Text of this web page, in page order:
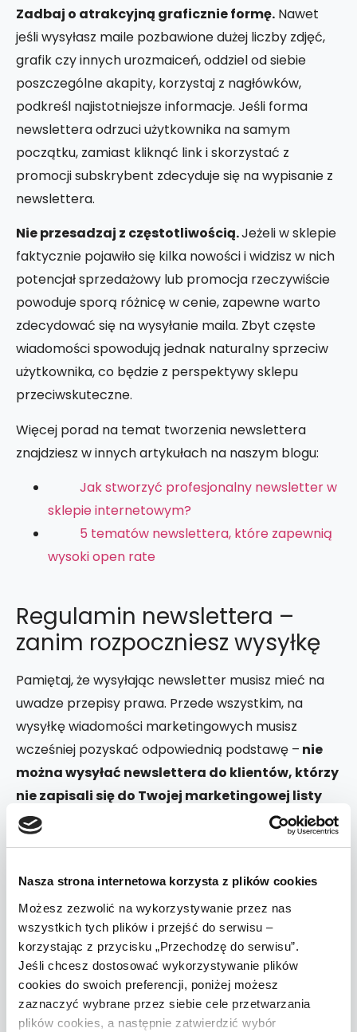
Nasza strona internetowa korzysta z plików cookies
Możesz zezwolić na wykorzystywanie przez nas
wszystkich tych plików i przejść do serwisu –
korzystając z przycisku „Przechodzę do serwisu”.
Jeśli chcesz dostosować wykorzystywanie plików
cookies do swoich preferencji, poniżej możesz
zaznaczyć wybrane przez siebie cele przetwarzania
plików cookies, a następnie zatwierdzić wybór
Zadbaj o atrakcyjną graficznie formę. Nawet
jeśli wysyłasz maile pozbawione dużej liczby zdjęć,
grafik czy innych urozmaiceń, oddziel od siebie
poszczególne akapity, korzystaj z nagłówków,
podkreśl najistotniejsze informacje. Jeśli forma
newslettera odrzuci użytkownika na samym
początku, zamiast kliknąć link i skorzystać z
promocji subskrybent zdecyduje się na wypisanie z
newslettera.
Nie przesadzaj z częstotliwością.Jeżeli w sklepie
faktycznie pojawiło się kilka nowości i widzisz w nich
potencjał sprzedażowy lub promocja rzeczywiście
powoduje sporą różnicę w cenie, zapewne warto
zdecydować się na wysyłanie maila. Zbyt częste
wiadomości spowodują jednak naturalny sprzeciw
użytkownika, co będzie z perspektywy sklepu
przeciwskuteczne.
Więcej porad na temat tworzenia newslettera
znajdziesz w innych artykułach na naszym blogu:
Jak stworzyć profesjonalny newsletter w
sklepie internetowym?
5 tematów newslettera, które zapewnią
wysoki open rate
Regulamin newslettera –
zanim rozpoczniesz wysyłkę
Pamiętaj, że wysyłając newsletter musisz mieć na
uwadze przepisy prawa. Przede wszystkim, na
wysyłkę wiadomości marketingowych musisz
wcześniej pozyskać odpowiednią podstawę – nie
można wysyłać newslettera do klientów, którzy
nie zapisali się do Twojej marketingowej listy
mailingowej!
Zapis na newsletter najczęściej
albo wyrażeniu odpowiedniej zgody marketingowej.
W KreatorzeLegal Geek możesz uzyskać zarówno
regulamin newslettera, jak itreść zgody
marketingowej. Produkty te znajdują się w ofercie
np.Pakietu E-Sprzedawcy , który pomoże Ci
spełnić także inne wymogi prawne stawiane e-